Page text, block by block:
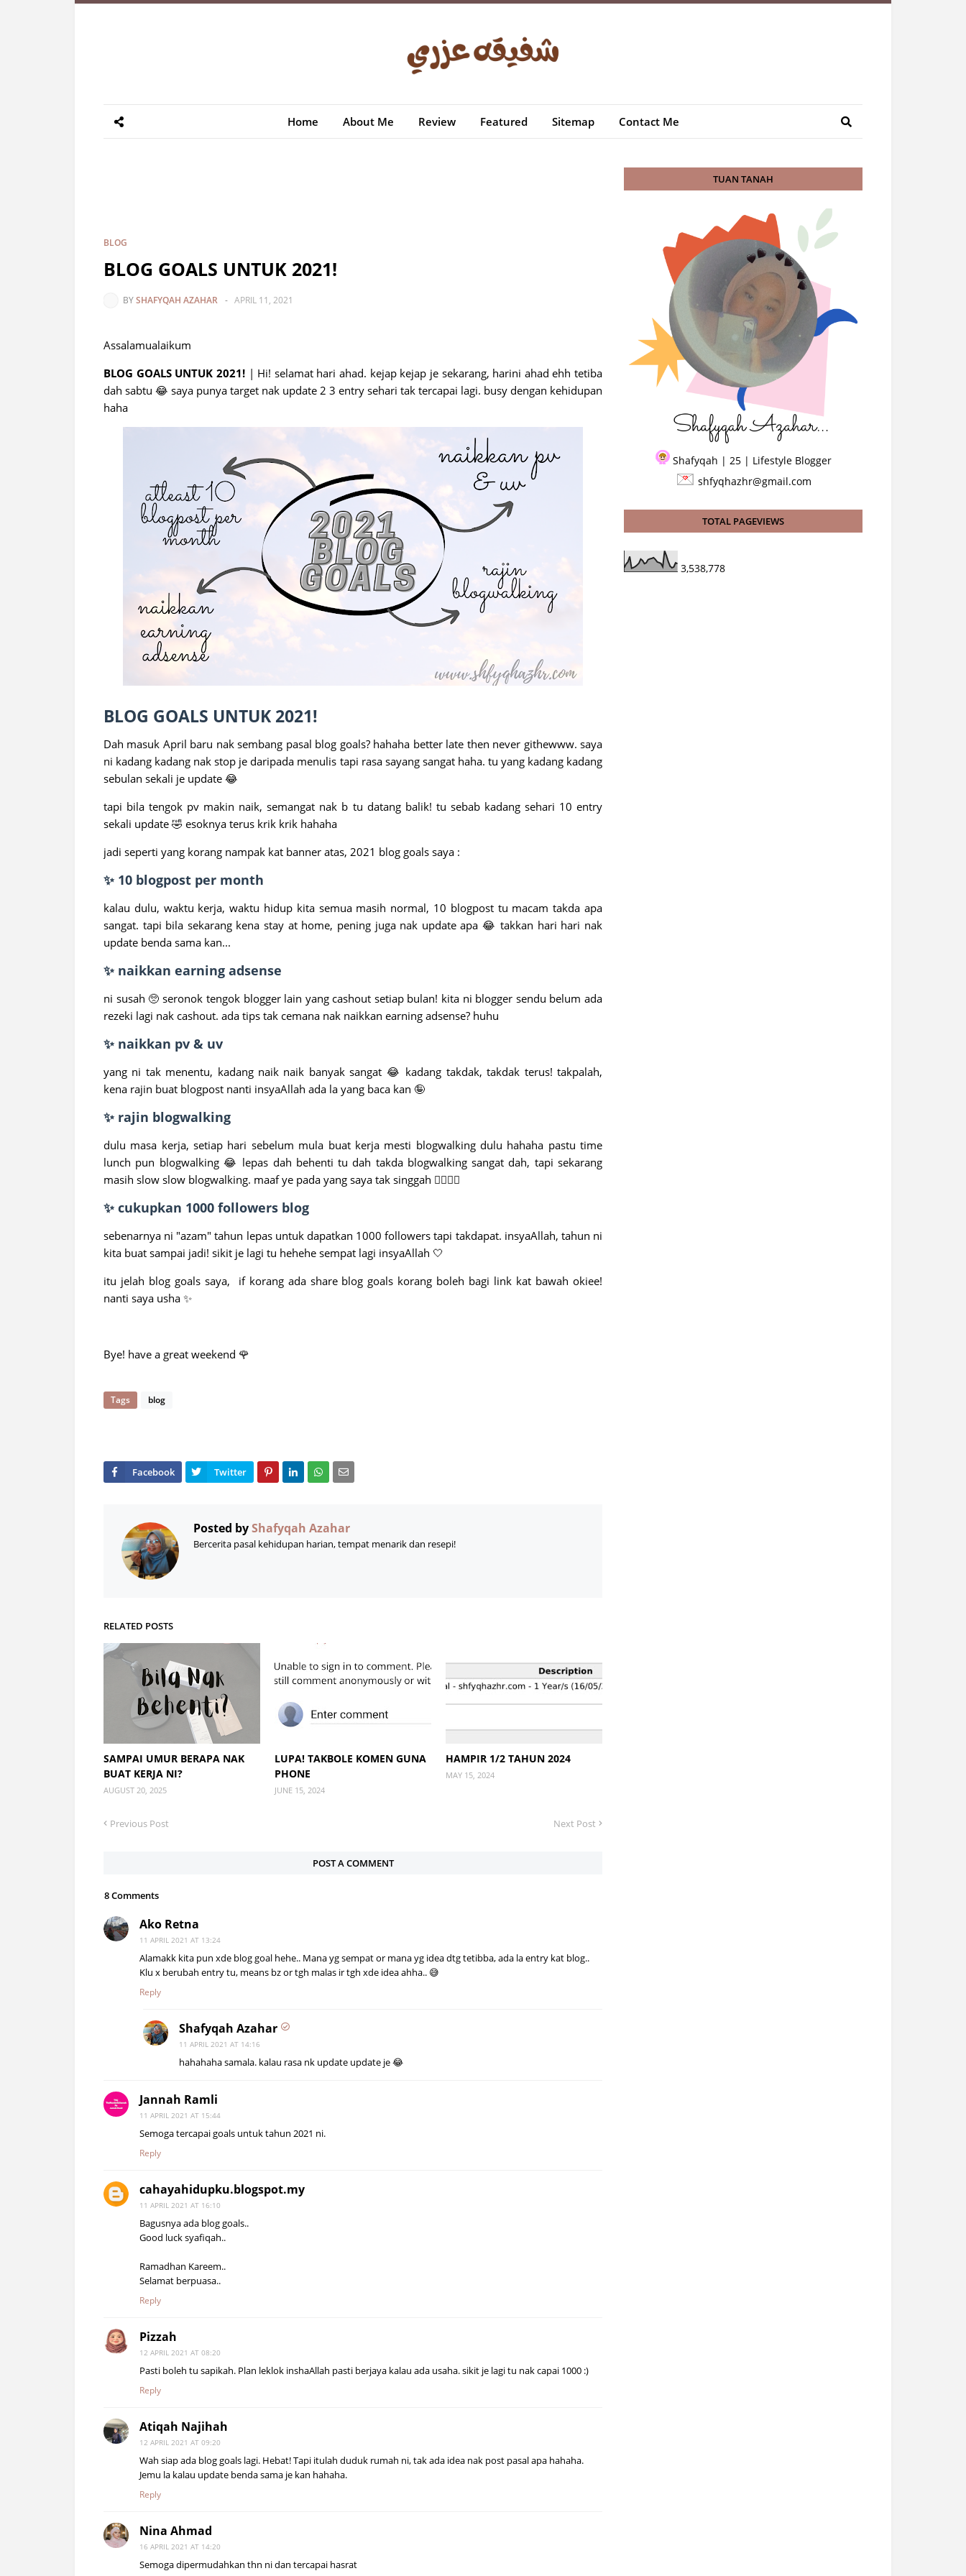
Home About Me Review Featured Sitemap Contact Me
BLOG
BLOG GOALS UNTUK 2021!
BYSHAFYQAH AZAHAR - APRIL 11, 2021
Assalamualaikum
BLOG GOALS UNTUK 2021!| Hi! selamat hari ahad. kejap kejap je sekarang, harini ahad ehh tetiba
dah sabtu 😂 saya punya target nak update 2 3 entry sehari tak tercapai lagi. busy dengan kehidupan
haha
BLOG GOALS UNTUK 2021!
Dah masuk April baru nak sembang pasal blog goals? hahaha better late then never githewww. saya
ni kadang kadang nak stop je daripada menulis tapi rasa sayang sangat haha. tu yang kadang kadang
sebulan sekali je update 😂
tapi bila tengok pv makin naik, semangat nak b tu datang balik! tu sebab kadang sehari 10 entry
sekali update 🤣 esoknya terus krik krik hahaha
jadi seperti yang korang nampak kat banner atas, 2021 blog goals saya :
✨ 10 blogpost per month
kalau dulu, waktu kerja, waktu hidup kita semua masih normal, 10 blogpost tu macam takda apa
sangat. tapi bila sekarang kena stay at home, pening juga nak update apa 😂 takkan hari hari nak
update benda sama kan...
✨ naikkan earning adsense
ni susah 🥺 seronok tengok blogger lain yang cashout setiap bulan! kita ni blogger sendu belum ada
rezeki lagi nak cashout. ada tips tak cemana nak naikkan earning adsense? huhu
✨ naikkan pv & uv
yang ni tak menentu, kadang naik naik banyak sangat 😂 kadang takdak, takdak terus! takpalah,
kena rajin buat blogpost nanti insyaAllah ada la yang baca kan 🤪
✨ rajin blogwalking
dulu masa kerja, setiap hari sebelum mula buat kerja mesti blogwalking dulu hahaha pastu time
lunch pun blogwalking 😂 lepas dah behenti tu dah takda blogwalking sangat dah, tapi sekarang
masih slow slow blogwalking. maaf ye pada yang saya tak singgah 👉🏽👈🏽
✨ cukupkan 1000 followers blog
sebenarnya ni "azam" tahun lepas untuk dapatkan 1000 followers tapi takdapat. insyaAllah, tahun ni
kita buat sampai jadi! sikit je lagi tu hehehe sempat lagi insyaAllah 🤍
itu jelah blog goals saya, if korang ada share blog goals korang boleh bagi link kat bawah okiee!
nanti saya usha ✨
Bye! have a great weekend 🌹
Tags blog
Posted byShafyqah Azahar
Bercerita pasal kehidupan harian, tempat menarik dan resepi!
RELATED POSTS
SAMPAI UMUR BERAPA NAK
BUAT KERJA NI?
AUGUST 20, 2025
LUPA! TAKBOLE KOMEN GUNA
PHONE
JUNE 15, 2024
HAMPIR 1/2 TAHUN 2024
MAY 15, 2024
Previous Post Next Post
POST A COMMENT
8 Comments
Ako Retna
11 APRIL 2021 AT 13:24
Alamakk kita pun xde blog goal hehe.. Mana yg sempat or mana yg idea dtg tetibba, ada la entry kat blog..
Klu x berubah entry tu, means bz or tgh malas ir tgh xde idea ahha.. 😅
Reply
Shafyqah Azahar
11 APRIL 2021 AT 14:16
hahahaha samala. kalau rasa nk update update je 😂
Jannah Ramli
11 APRIL 2021 AT 15:44
Semoga tercapai goals untuk tahun 2021 ni.
Reply
cahayahidupku.blogspot.my
11 APRIL 2021 AT 16:10
Bagusnya ada blog goals..
Good luck syafiqah..
Ramadhan Kareem..
Selamat berpuasa..
Reply
Pizzah
12 APRIL 2021 AT 08:20
Pasti boleh tu sapikah. Plan leklok inshaAllah pasti berjaya kalau ada usaha. sikit je lagi tu nak capai 1000 :)
Reply
Atiqah Najihah
12 APRIL 2021 AT 09:20
Wah siap ada blog goals lagi. Hebat! Tapi itulah duduk rumah ni, tak ada idea nak post pasal apa hahaha.
Jemu la kalau update benda sama je kan hahaha.
Reply
Nina Ahmad
16 APRIL 2021 AT 14:20
Semoga dipermudahkan thn ni dan tercapai hasrat
TUAN TANAH
Shafyqah | 25 | Lifestyle Blogger
shfyqhazhr@gmail.com
TOTAL PAGEVIEWS
3,538,778